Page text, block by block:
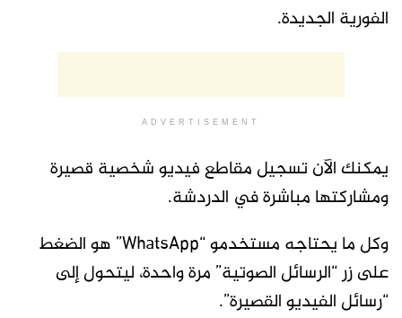
الفورية الجديدة.
ADVERTISEMENT
يمكنك الآن تسجيل مقاطع فيديو شخصية قصيرة
ومشاركتها مباشرة في الدردشة.
وكل ما يحتاجه مستخدمو “WhatsApp” هو الضغط
على زر “الرسائل الصوتية” مرة واحدة، ليتحول إلى
“رسائل الفيديو القصيرة”.